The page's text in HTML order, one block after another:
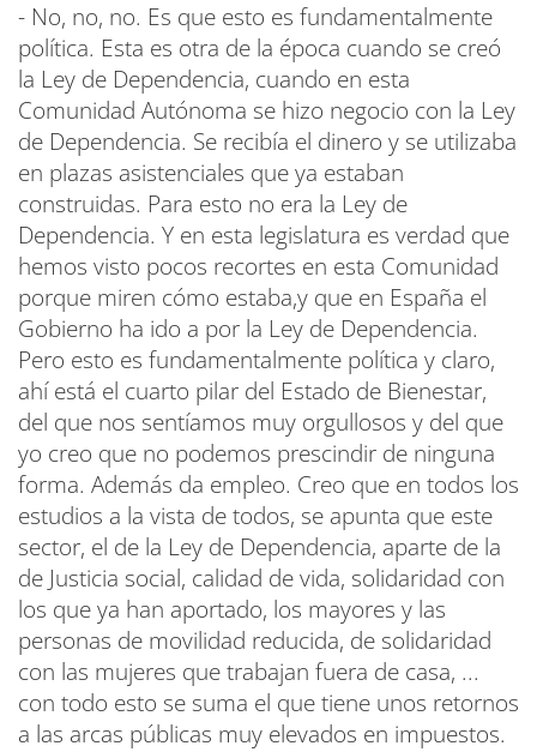
- No, no, no. Es que esto es fundamentalmente
política. Esta es otra de la época cuando se creó
la Ley de Dependencia, cuando en esta
Comunidad Autónoma se hizo negocio con la Ley
de Dependencia. Se recibía el dinero y se utilizaba
en plazas asistenciales que ya estaban
construidas. Para esto no era la Ley de
Dependencia. Y en esta legislatura es verdad que
hemos visto pocos recortes en esta Comunidad
porque miren cómo estaba,y que en España el
Gobierno ha ido a por la Ley de Dependencia.
Pero esto es fundamentalmente política y claro,
ahí está el cuarto pilar del Estado de Bienestar,
del que nos sentíamos muy orgullosos y del que
yo creo que no podemos prescindir de ninguna
forma. Además da empleo. Creo que en todos los
estudios a la vista de todos, se apunta que este
sector, el de la Ley de Dependencia, aparte de la
de Justicia social, calidad de vida, solidaridad con
los que ya han aportado, los mayores y las
personas de movilidad reducida, de solidaridad
con las mujeres que trabajan fuera de casa, ...
con todo esto se suma el que tiene unos retornos
a las arcas públicas muy elevados en impuestos.